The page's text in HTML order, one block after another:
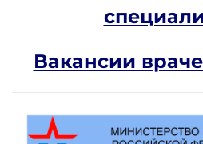
Вакансии